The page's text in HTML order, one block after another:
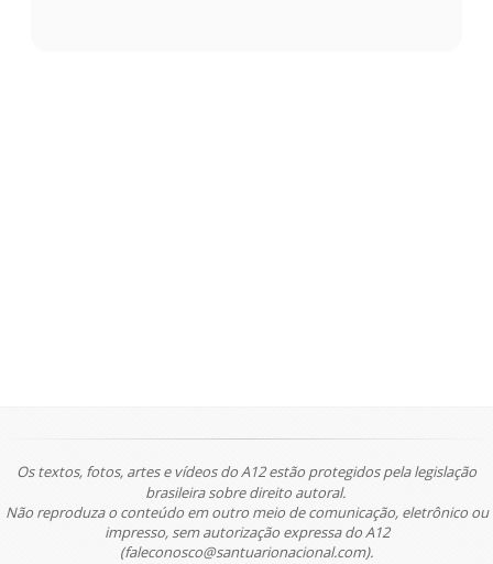
Os textos, fotos, artes e vídeos do A12 estão protegidos pela legislação
brasileira sobre direito autoral.
Não reproduza o conteúdo em outro meio de comunicação, eletrônico ou
impresso, sem autorização expressa do A12
(faleconosco@santuarionacional.com).